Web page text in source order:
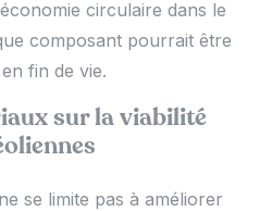
circulaire dans le
composant pourrait être
fin de vie.
sur la viabilité
se limite pas à améliorer